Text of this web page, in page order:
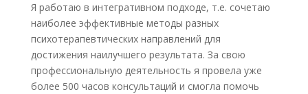
Я работаю в интегративном подходе, т.е. сочетаю
наиболее эффективные методы разных
психотерапевтических направлений для
достижения наилучшего результата. За свою
профессиональную деятельность я провела уже
более 500 часов консультаций и смогла помочь